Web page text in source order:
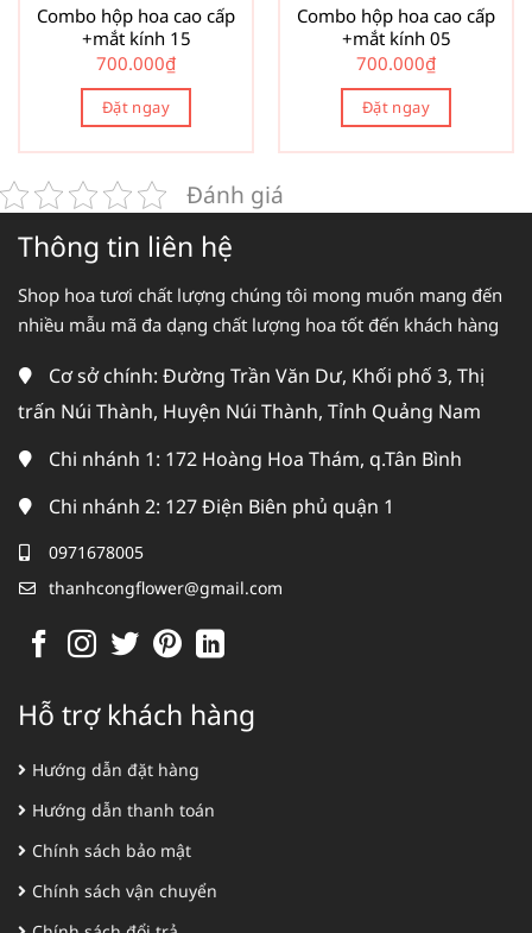
Combo hộp hoa cao cấp
+mắt kính 15
700.000₫
Đặt ngay
Combo hộp hoa cao cấp
+mắt kính 05
700.000₫
Đặt ngay
Đánh giá
Thông tin liên hệ
Shop hoa tươi chất lượng chúng tôi mong muốn mang đến
nhiều mẫu mã đa dạng chất lượng hoa tốt đến khách hàng
Cơ sở chính: Đường Trần Văn Dư, Khối phố 3, Thị
trấn Núi Thành, Huyện Núi Thành, Tỉnh Quảng Nam
Chi nhánh 1: 172 Hoàng Hoa Thám, q.Tân Bình
Chi nhánh 2: 127 Điện Biên phủ quận 1
0971678005
thanhcongflower@gmail.com
Hỗ trợ khách hàng
Hướng dẫn đặt hàng
Hướng dẫn thanh toán
Chính sách bảo mật
Chính sách vận chuyển